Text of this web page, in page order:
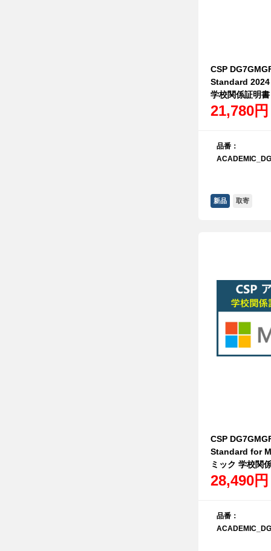
CSP
Standard 2024
学校関係証明
21,780円
品番：
新品 取寄
CSP
Standard for
ミック 学校関
28,490円
品番：